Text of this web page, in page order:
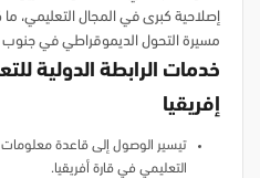
إصلاحية كبرى في المجال التعليمي، ما
مسيرة التحول الديموقراطي في جنوب
خدمات الرابطة الدولية
إفريقيا
تيسير الوصول إلى قاعدة
التعليمي في قارة أفريقيا.